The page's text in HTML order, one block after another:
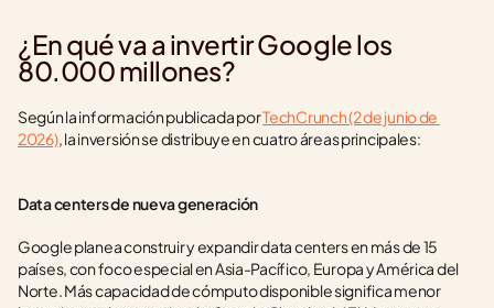
¿En qué va a invertir Google los
80.000 millones?
Según la información publicada por TechCrunch (2 de junio de
2026), la inversión se distribuye en cuatro áreas principales:
Data centers de nueva generación
Google planea construir y expandir data centers en más de 15
países, con foco especial en Asia-Pacífico, Europa y América del
Norte. Más capacidad de cómputo disponible significa menor